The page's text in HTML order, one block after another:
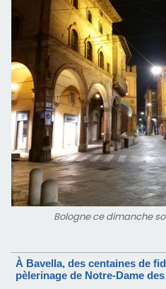
Bologne ce dimanche
À Bavella, des centaines de
pèlerinage de Notre-Dame